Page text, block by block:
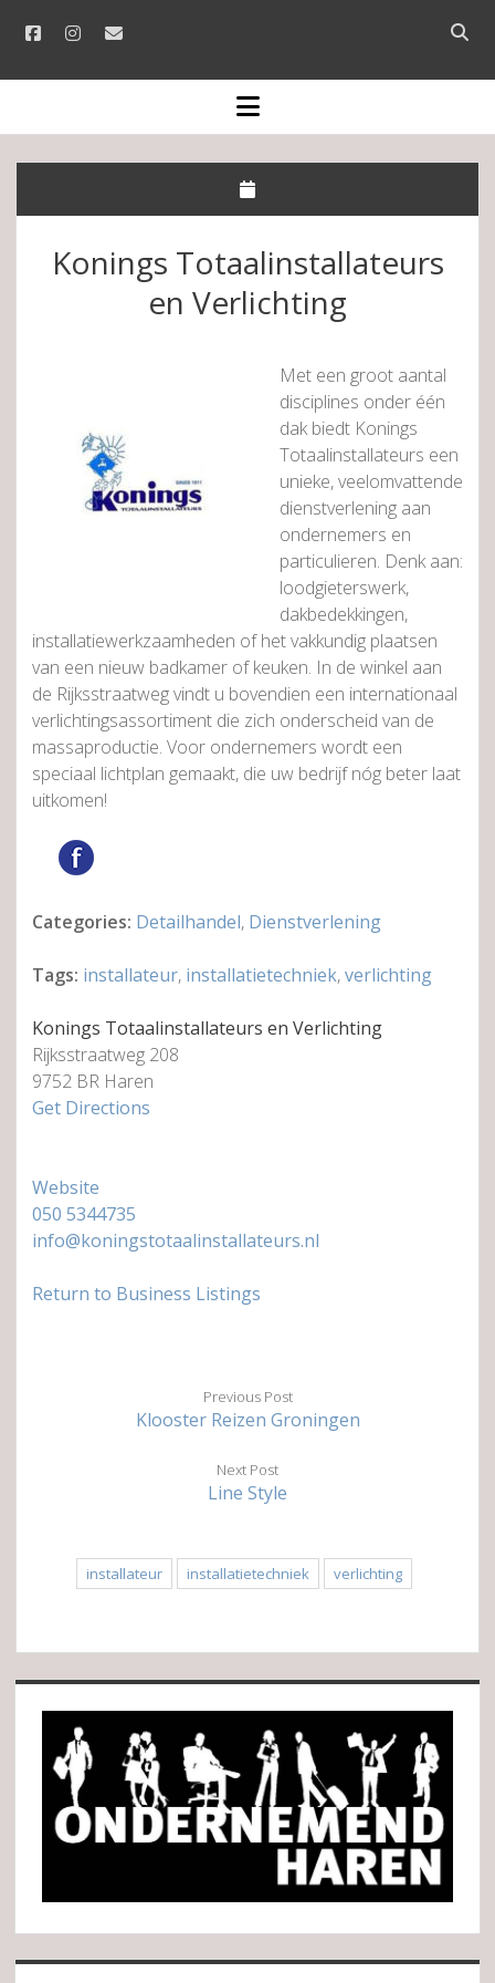
facebookinstagram
email
Open
bar
open
menu
Konings Totaalinstallateurs
en Verlichting
Met een groot aantal
disciplines onder één
dak biedt Konings
Totaalinstallateurs een
unieke, veelomvattende
dienstverlening aan
ondernemers en
particulieren. Denk aan:
loodgieterswerk,
dakbedekkingen,
installatiewerkzaamheden of het vakkundig plaatsen
van een nieuw badkamer of keuken. In de winkel aan
de Rijksstraatweg vindt u bovendien een internationaal
verlichtingsassortiment die zich onderscheid van de
massaproductie. Voor ondernemers wordt een
speciaal lichtplan gemaakt, die uw bedrijf nóg beter laat
uitkomen!
Categories: Detailhandel, Dienstverlening
Tags: installateur, installatietechniek,verlichting
Konings Totaalinstallateurs en Verlichting
Rijksstraatweg 208
9752 BR Haren
Get Directions
Website
050 5344735
info@koningstotaalinstallateurs.nl
Return to Business Listings
Previous Post
Klooster Reizen Groningen
Next Post
Line Style
installateur installatietechniek verlichting
Sidebar